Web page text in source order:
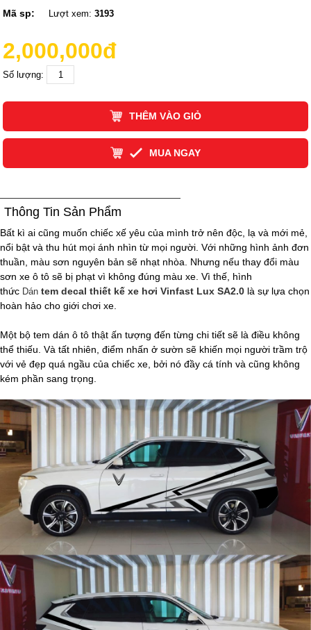
Mã sp: Lượt xem:3193
2,000,000đ
Số lượng:
THÊM VÀO GIỎ
MUA NGAY
Thông Tin Sản Phẩm
Bất kì ai cũng muốn chiếc xế yêu của mình trở nên độc, lạ và mới mẻ,
nổi bật và thu hút mọi ánh nhìn từ mọi người. Với những hình ảnh đơn
thuần, màu sơn nguyên bản sẽ nhạt nhòa. Nhưng nếu thay đổi màu
sơn xe ô tô sẽ bị phạt vì không đúng màu xe. Vì thế, hình
thức Dán tem decal thiết kế xe hơi Vinfast Lux SA2.0 là sự lựa chọn
hoàn hảo cho giới chơi xe.
Một bộ tem dán ô tô thật ấn tượng đến từng chi tiết sẽ là điều không
thể thiếu. Và tất nhiên, điểm nhấn ở sườn sẽ khiến mọi người trầm trộ
với vẻ đẹp quá ngầu của chiếc xe, bởi nó đầy cá tính và cũng không
kém phần sang trọng.